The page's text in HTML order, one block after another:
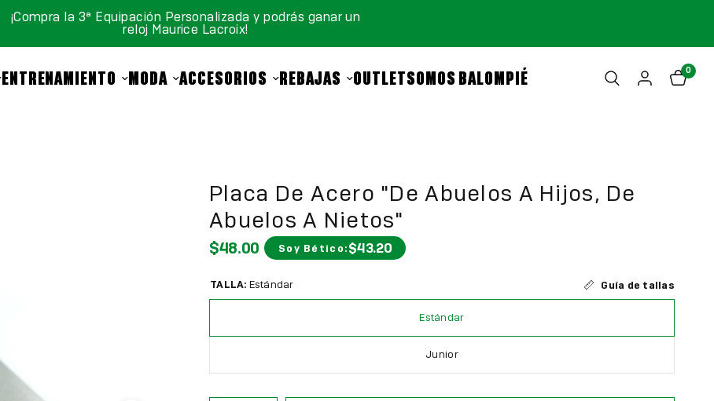
¡Compra la 3ª Equipación Personalizada y podrás ganar un
reloj Maurice Lacroix!
ENTRENAMIENTO MODA ACCESORIOS REBAJAS OUTLETSOMOS BALOMPIÉ 0
Placa De Acero "De Abuelos A Hijos, De
Abuelos A Nietos"
$48.00 Soy Bético:$43.20
TALLA: Estándar Guía de tallas
Estándar
Junior